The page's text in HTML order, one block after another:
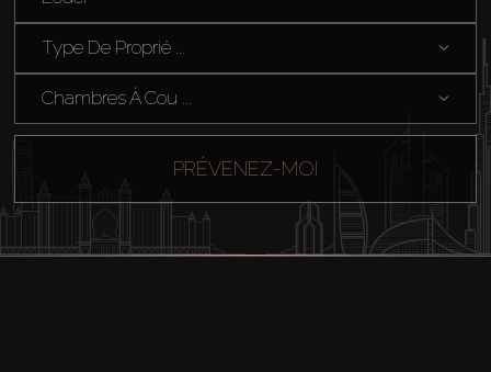
Hors Plan
Agents
Type De Proprié ...
Chambres À Cou ...
PRÉVENEZ-MOI